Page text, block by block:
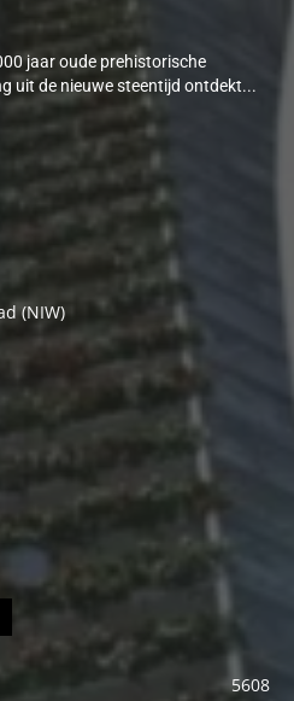
jaar oude prehistorische
uit de nieuwe steentijd ontdekt...
(NIW)
5608